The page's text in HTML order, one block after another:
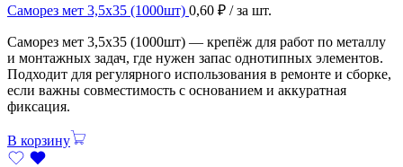
Саморез мет 3,5х35 (1000шт) 0,60 ₽ / за шт.
Саморез мет 3,5х35 (1000шт) — крепёж для работ по металлу
и монтажных задач, где нужен запас однотипных элементов.
Подходит для регулярного использования в ремонте и сборке,
если важны совместимость с основанием и аккуратная
фиксация.
В корзину